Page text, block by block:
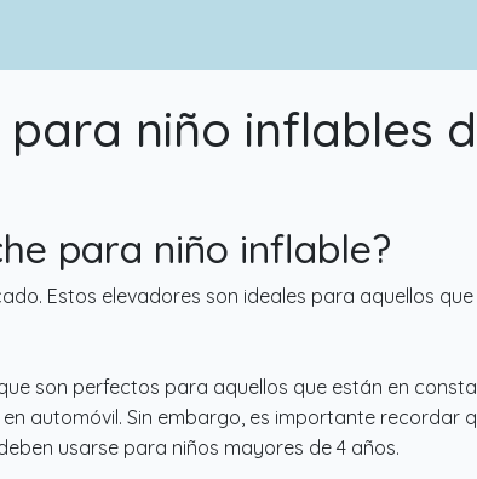
niño inflables
para niño inflable?
Estos elevadores son ideales para aquellos que
son perfectos para aquellos que están en
automóvil. Sin embargo, es importante recordar
usarse para niños mayores de 4 años.